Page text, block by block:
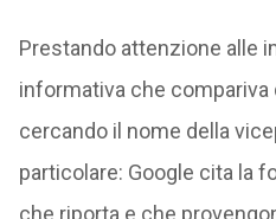
Prestando attenzione alle
informativa che compariva
cercando il nome della
particolare: Google cita la
che riporta e che